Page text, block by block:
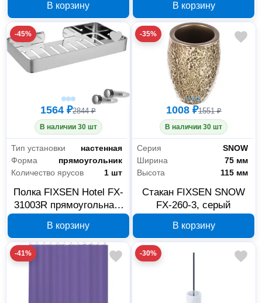
В корзину В корзину
-45%
1564 ₽2844 ₽
В наличии 30 шт
Тип установки
настенная
Форма
прямоугольник
Количество ярусов
1 шт
Полка FIXSEN Hotel FX-
31003R прямоугольная,
В корзину
-35%
1008 ₽1551 ₽
В наличии 30 шт
Серия
SNOW
Ширина
75 мм
Высота
115 мм
Стакан FIXSEN SNOW
FX-260-3, серый
В корзину
-41% -30%